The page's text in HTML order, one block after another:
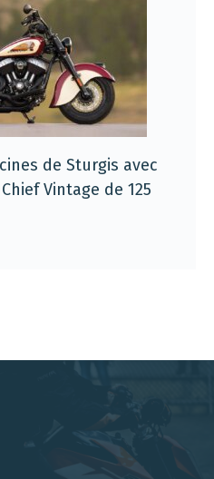
de Sturgis avec
Vintage de 125